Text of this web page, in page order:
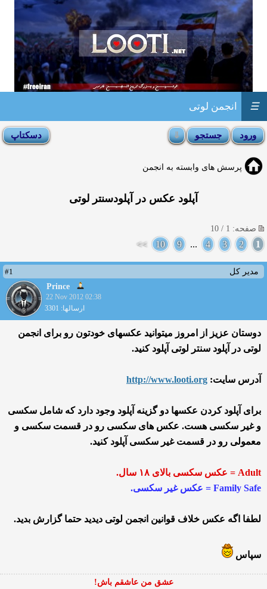
انجمن لوتی ☰
پرسش های وابسته به انجمن
آپلود عکس در آپلودسنتر لوتی
صفحه: 1 / 10
1
2
3
4
...
9
10
>>
مدیر کل
#1
Prince
22 Nov 2012 02:38
ارسالها: 3301
دوستان عزیز از امروز میتوانید عکسهای خودتون رو برای انجمن
لوتی در آپلود سنتر لوتی آپلود کنید.
آدرس سایت: http://www.looti.org
برای آپلود کردن عکسها دو گزینه آپلود وجود دارد که شامل سکسی
و غیر سکسی هست. عکس های سکسی رو در قسمت سکسی و
معمولی رو در قسمت غیر سکسی آپلود کنید.
Adult = عکس سکسی بالای ۱۸ سال.
Family Safe = عکس غیر سکسی.
لطفا اگه عکس خلاف قوانین انجمن لوتی دیدید حتما گزارش بدید.
سپاس
عشق من عاشقم باش!